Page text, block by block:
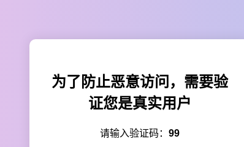
为了防止恶意访问，需要验
证您是真实用户
请输入验证码： 99